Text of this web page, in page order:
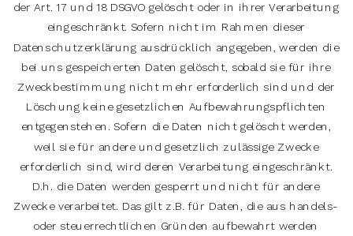
der Art. 17 und 18 DSGVO gelöscht oder in ihrer Verarbeitung
eingeschränkt. Sofern nicht im Rahmen dieser
Datenschutzerklärung ausdrücklich angegeben, werden die
bei uns gespeicherten Daten gelöscht, sobald sie für ihre
Zweckbestimmung nicht mehr erforderlich sind und der
Löschung keine gesetzlichen Aufbewahrungspflichten
entgegenstehen. Sofern die Daten nicht gelöscht werden,
weil sie für andere und gesetzlich zulässige Zwecke
erforderlich sind, wird deren Verarbeitung eingeschränkt.
D.h. die Daten werden gesperrt und nicht für andere
Zwecke verarbeitet. Das gilt z.B. für Daten, die aus handels-
oder steuerrechtlichen Gründen aufbewahrt werden